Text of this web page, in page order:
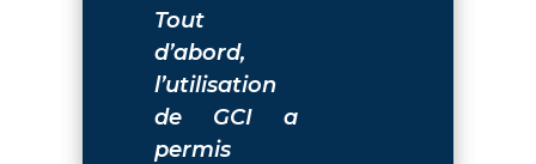
Tout
d’abord,
l’utilisation
de GCI a
permis